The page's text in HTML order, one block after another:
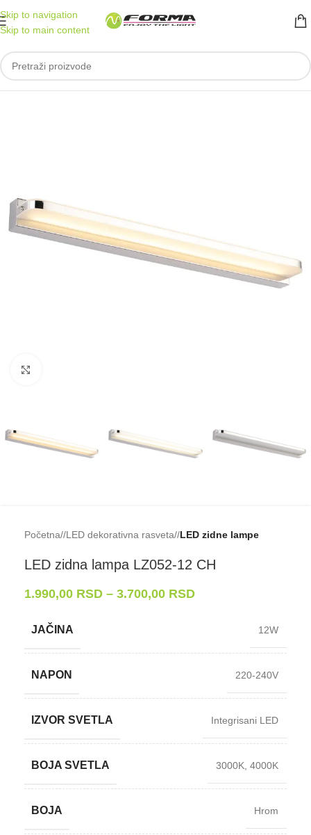
Skip to navigation
Skip to main content
Početna/ LED dekorativna rasveta/ LED zidne lampe
LED zidna lampa LZ052-⁠12 CH
1.990,00 RSD – 3.700,00 RSD
JAČINA 12W
NAPON 220-240V
IZVOR SVETLA Integrisani LED
BOJA SVETLA 3000K, 4000K
BOJA Hrom